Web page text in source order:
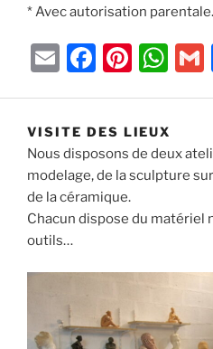
* Avec autorisation parentale.
E
l
F
e
b
o
o
Pi
e
st
W
s
A
p
l
VISITE DES LIEUX
Nous disposons de deux
modelage, de la sculpture
de la céramique.
Chacun dispose du matériel
outils…